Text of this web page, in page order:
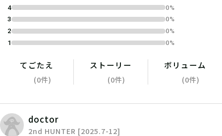
参加表明をして、クリア時に参加表明
報酬をGETしよう！
4
0%
3
0%
2
0%
1
0%
てごたえ
(0件)
ストーリー
(0件)
ボリューム
(0件)
doctor
2nd HUNTER [2025.7-12]